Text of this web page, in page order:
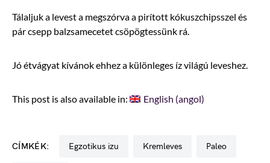
Tálaljuk a levest a megszórva a pirított kókuszchipsszel és
pár csepp balzsamecetet csöpögtessünk rá.
Jó étvágyat kívánok ehhez a különleges íz világú leveshez.
This post is also available in: English (angol)
CÍMKÉK: Egzotikus izu kremleves Paleo